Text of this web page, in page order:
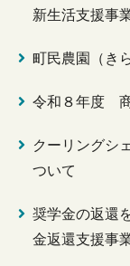
新生活支援事
町民農園（き
令和８年度
クーリングシ
ついて
奨学金の返還
金返還支援事